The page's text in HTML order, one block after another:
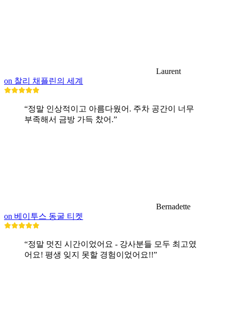
Laurent
on 찰리 채플린의 세계
“정말 인상적이고 아름다웠어. 주차 공간이 너무
부족해서 금방 가득 찼어.”
Bernadette
on 베이투스 동굴 티켓
“정말 멋진 시간이었어요 - 강사분들 모두 최고였
어요! 평생 잊지 못할 경험이었어요!!”